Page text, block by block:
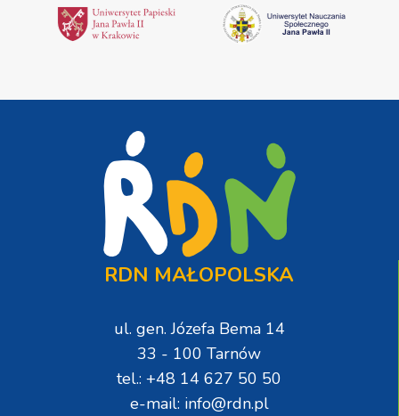
RDN MAŁOPOLSKA
ul. gen. Józefa Bema 14
33 - 100 Tarnów
tel.: +48 14 627 50 50
e-mail: info@rdn.pl